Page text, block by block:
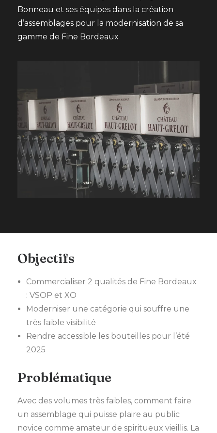
Bonneau et ses équipes dans la création
d’assemblages pour la modernisation de sa
gamme de Fine Bordeaux
Objectifs
Commercialiser 2 qualités de Fine Bordeaux
: VSOP et XO
Moderniser une catégorie qui souffre une
très faible visibilité
Rendre accessible les bouteilles pour l’été
2025
Problématique
Avec des volumes très faibles, comment faire
un assemblage qui puisse plaire au public
novice comme amateur de spiritueux vieillis. La